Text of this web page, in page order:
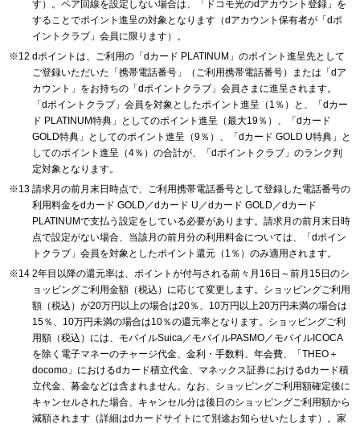
す）。ペア回線を設定しない場合は、「ドコモ光のdアカウント登録」を
することでポイント進呈の対象となります（dアカウント保有者が「dポ
イントクラブ」会員に限ります）。
dポイントは、ご利用の「dカード PLATINUM」のポイント進呈先として
ご登録いただいた「携帯電話番号」（ご利用携帯電話番号）または「dア
カウント」をお持ちの「dポイントクラブ」会員さまに進呈されます。
「dポイントクラブ」会員を対象としたポイント進呈（1％）と、「dカー
ド PLATINUM特典」としてのポイント進呈（最大19％）、「dカード
GOLD特典」としてのポイント進呈（9％）、「dカード GOLD U特典」と
してのポイント進呈（4％）の合計が、「dポイントクラブ」のランク判
定対象となります。
請求月の前月末日時点で、ご利用携帯電話番号として登録した電話番号の
利用料金をdカード GOLD／dカード U／dカード GOLD／dカード
PLATINUMで支払う設定をしている必要があります。請求月の前月末日時
点で設定がない場合、当該月の前月分の利用料金については、「dポイン
トクラブ」会員を対象としたポイント還元（1％）のみ適用されます。
2年目以降の還元率は、ポイントが付与される前々月16日～前月15日のシ
ョッピングご利用金額（税込）に応じて変更します。ショッピングご利用
額（税込）が20万円以上の場合は20％、10万円以上20万円未満の場合は
15％、10万円未満の場合は10％の還元率となります。ショッピングご利
用額（税込）には、モバイルSuica／モバイルPASMO／モバイルICOCA
を除く電子マネーのチャージ代金、金利・手数料、年会費、「THEO＋
docomo」におけるdカード積立代金、マネックス証券におけるdカード積
立代金、募金などは含まれません。なお、ショッピングご利用額確定後に
キャンセルされた場合、キャンセル分は後日のショッピングご利用額から
減額されます（詳細はdカードサイトにて別途お知らせいたします）。家